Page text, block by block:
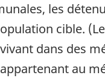
les
cible.
dans des
au